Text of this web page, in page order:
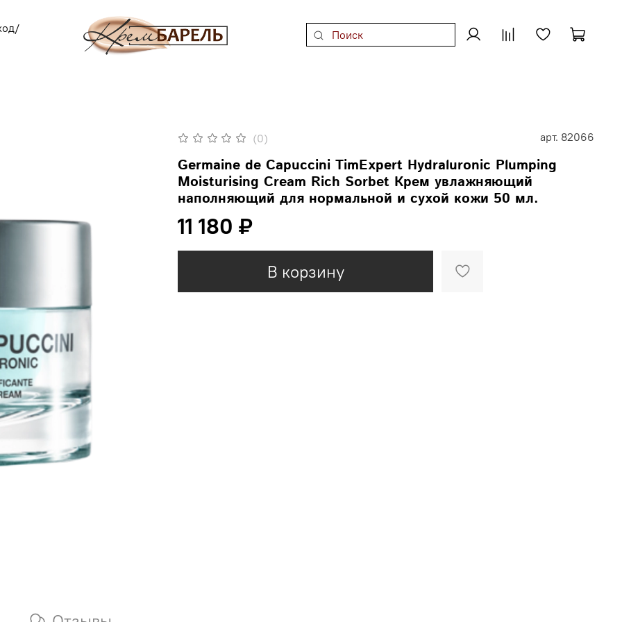
(0) арт. 82066
Germaine de Capuccini TimExpert Hydraluronic Plumping
Moisturising Cream Rich Sorbet Крем увлажняющий
наполняющий для нормальной и сухой кожи 50 мл.
11 180 ₽
В корзину